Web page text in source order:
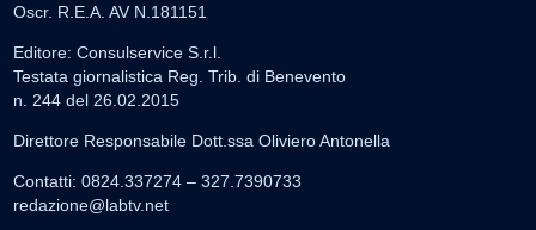
Oscr. R.E.A. AV N.181151
Editore: Consulservice S.r.l.
Testata giornalistica Reg. Trib. di Benevento
n. 244 del 26.02.2015
Direttore Responsabile Dott.ssa Oliviero Antonella
Contatti: 0824.337274 – 327.7390733
redazione@labtv.net